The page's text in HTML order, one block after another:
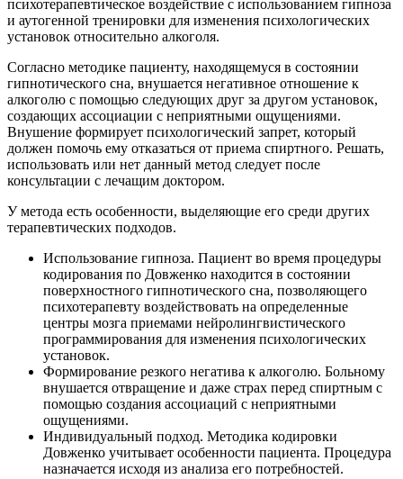
психотерапевтическое воздействие с использованием гипноза
и аутогенной тренировки для изменения психологических
установок относительно алкоголя.
Согласно методике пациенту, находящемуся в состоянии
гипнотического сна, внушается негативное отношение к
алкоголю с помощью следующих друг за другом установок,
создающих ассоциации с неприятными ощущениями.
Внушение формирует психологический запрет, который
должен помочь ему отказаться от приема спиртного. Решать,
использовать или нет данный метод следует после
консультации с лечащим доктором.
У метода есть особенности, выделяющие его среди других
терапевтических подходов.
Использование гипноза. Пациент во время процедуры
кодирования по Довженко находится в состоянии
поверхностного гипнотического сна, позволяющего
психотерапевту воздействовать на определенные
центры мозга приемами нейролингвистического
программирования для изменения психологических
установок.
Формирование резкого негатива к алкоголю. Больному
внушается отвращение и даже страх перед спиртным с
помощью создания ассоциаций с неприятными
ощущениями.
Индивидуальный подход. Методика кодировки
Довженко учитывает особенности пациента. Процедура
назначается исходя из анализа его потребностей.